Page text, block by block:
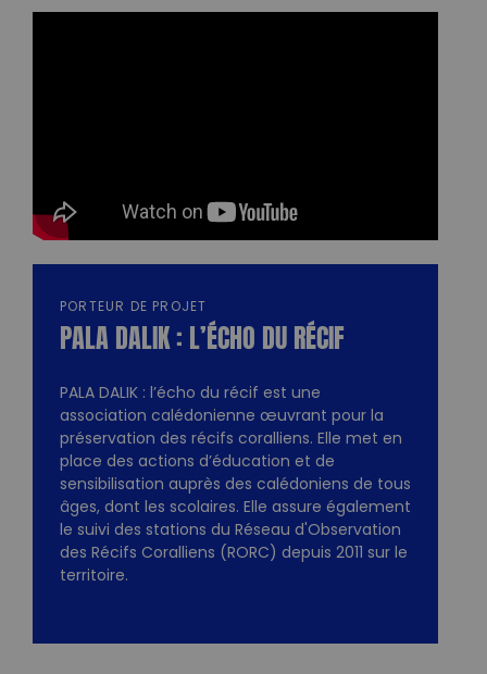
PORTEUR DE PROJET
PALA DALIK : L’ÉCHO DU RÉCIF
PALA DALIK : l’écho du récif est une
association calédonienne œuvrant pour la
préservation des récifs coralliens. Elle met en
place des actions d’éducation et de
sensibilisation auprès des calédoniens de tous
âges, dont les scolaires. Elle assure également
le suivi des stations du Réseau d'Observation
des Récifs Coralliens (RORC) depuis 2011 sur le
territoire.